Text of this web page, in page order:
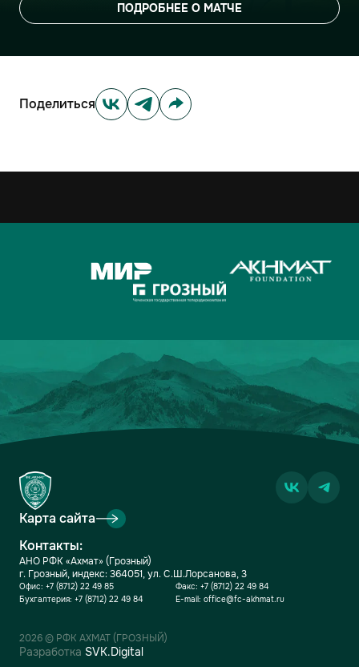
ПОДРОБНЕЕ О МАТЧЕ
Поделиться
Карта сайта
Контакты:
АНО РФК «Ахмат» (Грозный)
г. Грозный, индекс: 364051, ул. С.Ш.Лорсанова, 3
Офис: +7 (8712) 22 49 85
Бухгалтерия: +7 (8712) 22 49 84
Факс: +7 (8712) 22 49 84
E-mail: office@fc-akhmat.ru
2026 © РФК АХМАТ (ГРОЗНЫЙ)
Разработка SVK.Digital